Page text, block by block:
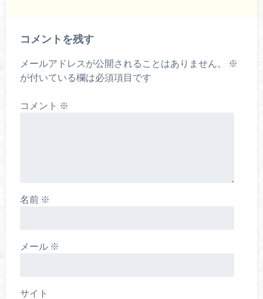
コメントを残す
メールアドレスが公開されることはありません。
※
が付いている欄は必須項目です
コメント ※
名前 ※
メール ※
サイト